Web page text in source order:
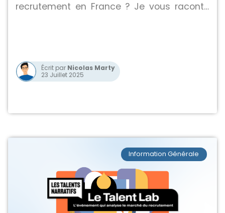
recrutement en France ? Je vous raconte
Écrit par Nicolas Marty
23 Juillet 2025
Information Générale